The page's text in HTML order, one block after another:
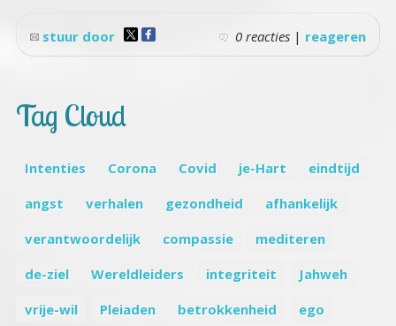
0 reacties | reageren
stuur door
Tag Cloud
Intenties Corona Covid je-Hart
eindtijd
angst
verhalen gezondheid
afhankelijk
verantwoordelijk
compassie
mediteren
de-ziel
Wereldleiders integriteit
Jahweh
vrije-wil
Pleiaden betrokkenheid
ego